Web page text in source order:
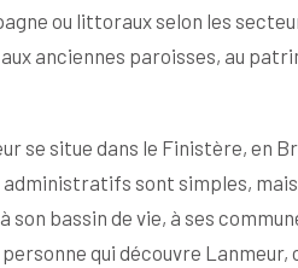
ou littoraux selon les
anciennes paroisses, au
situe dans le Finistère, en
administratifs sont simples,
bassin de vie, à ses
qui découvre